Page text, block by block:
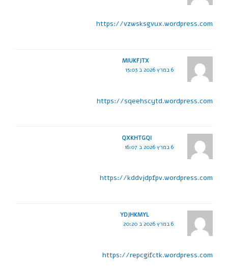
https://vzwsksgvux.wordpress.com
MIUKFJTX
6 במרץ 2026 ב 15:03
https://sqeehscytd.wordpress.com
QXKHTGQI
6 במרץ 2026 ב 16:07
https://kddvjdpfpv.wordpress.com
YDJHKMYL
6 במרץ 2026 ב 20:20
https://repcgifctk.wordpress.com